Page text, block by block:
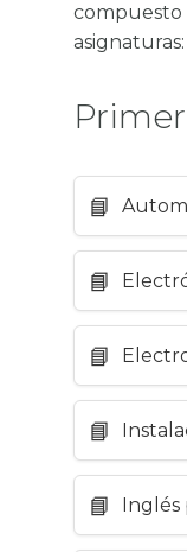
compuesto
asignaturas:
Inglés